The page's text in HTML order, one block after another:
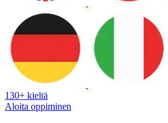
130+ kieltä
Aloita oppiminen